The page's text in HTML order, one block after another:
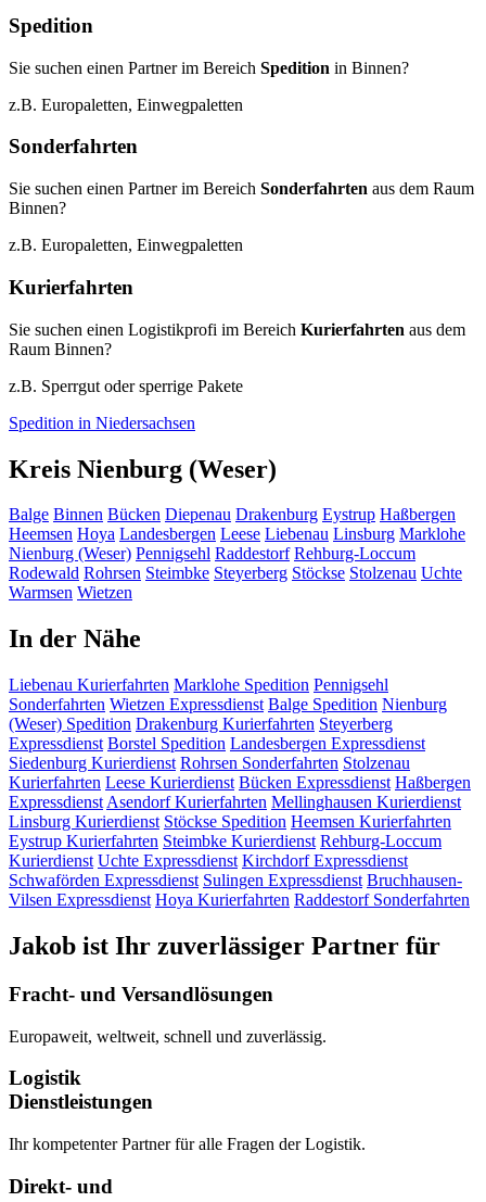
Spedition
Sie suchen einen Partner im Bereich Spedition in Binnen?
z.B. Europaletten, Einwegpaletten
Sonderfahrten
Sie suchen einen Partner im Bereich Sonderfahrten aus dem Raum
Binnen?
z.B. Europaletten, Einwegpaletten
Kurierfahrten
Sie suchen einen Logistikprofi im Bereich Kurierfahrten aus dem
Raum Binnen?
z.B. Sperrgut oder sperrige Pakete
Spedition in Niedersachsen
Kreis Nienburg (Weser)
Balge Binnen Bücken Diepenau Drakenburg Eystrup Haßbergen
Heemsen Hoya Landesbergen Leese Liebenau Linsburg Marklohe
Nienburg (Weser) Pennigsehl Raddestorf Rehburg-Loccum
Rodewald Rohrsen Steimbke Steyerberg Stöckse Stolzenau Uchte
Warmsen Wietzen
In der Nähe
Liebenau Kurierfahrten Marklohe Spedition Pennigsehl
Sonderfahrten Wietzen Expressdienst Balge Spedition Nienburg
(Weser) Spedition Drakenburg Kurierfahrten Steyerberg
Expressdienst Borstel Spedition Landesbergen Expressdienst
Siedenburg Kurierdienst Rohrsen Sonderfahrten Stolzenau
Kurierfahrten Leese Kurierdienst Bücken Expressdienst Haßbergen
Expressdienst AsendorfKurierfahrten Mellinghausen Kurierdienst
Linsburg Kurierdienst Stöckse Spedition Heemsen Kurierfahrten
Eystrup Kurierfahrten Steimbke Kurierdienst Rehburg-Loccum
Kurierdienst Uchte Expressdienst KirchdorfExpressdienst
Schwaförden Expressdienst Sulingen Expressdienst Bruchhausen-
Vilsen Expressdienst Hoya Kurierfahrten Raddestorf Sonderfahrten
Jakob ist Ihr zuverlässiger Partner für
Fracht- und Versandlösungen
Europaweit, weltweit, schnell und zuverlässig.
Logistik
Dienstleistungen
Ihr kompetenter Partner für alle Fragen der Logistik.
Direkt- und